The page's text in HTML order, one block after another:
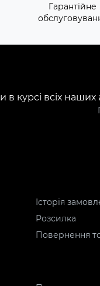
Гарантійне
в курсі всіх наших
Історія
Розсилка
Повернення